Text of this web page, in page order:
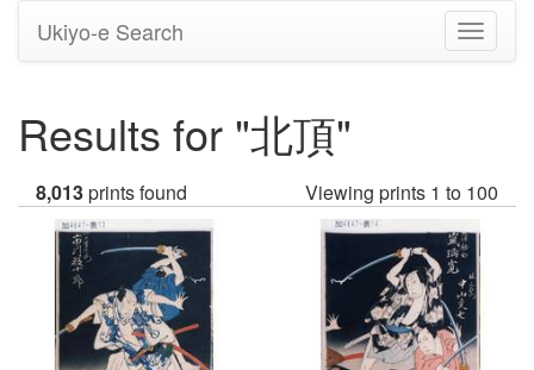
Toggle
Ukiyo-e Search
Results for "北頂"
8,013prints found Viewing prints 1 to 100